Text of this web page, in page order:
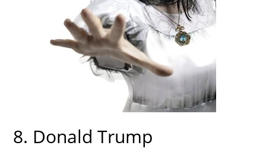
8. Donald Trump